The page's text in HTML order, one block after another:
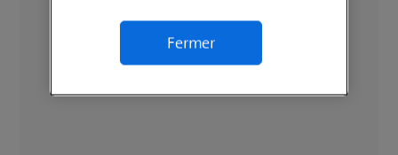
Fermer